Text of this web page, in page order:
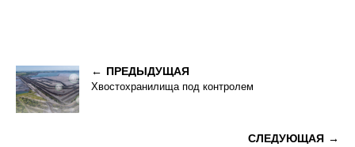
ПРЕДЫДУЩАЯ
Хвостохранилища под контролем
СЛЕДУЮЩАЯ